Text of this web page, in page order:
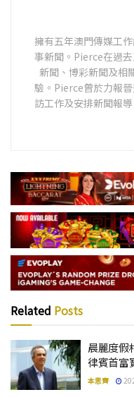
擁有五年澳門傳媒工
事新聞。Pierce在過
新聞、博彩新聞及相
驗。Pierce曾於力報
訪工作及安排新聞報
Related Posts
晨麗度假
律賓首富
本思齊